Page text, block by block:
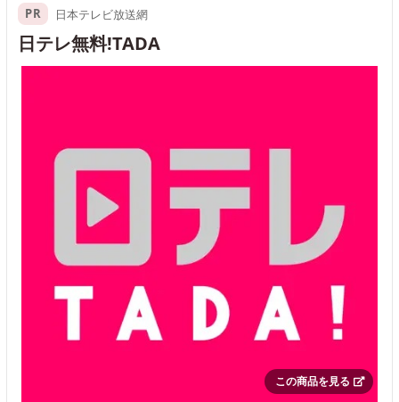
PR 日本テレビ放送網
日テレ無料!TADA
この商品を見る